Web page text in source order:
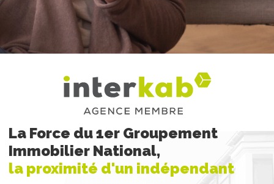
La Force du 1er Groupement
Immobilier National,
la proximité d'un indépendant